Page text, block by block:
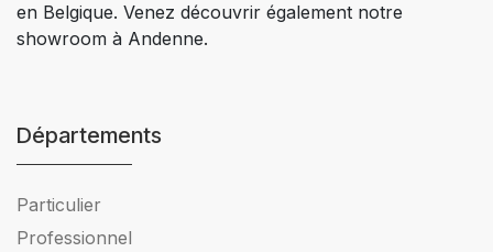
en Belgique. Venez découvrir également notre
showroom à Andenne.
Départements
Particulier
Professionnel